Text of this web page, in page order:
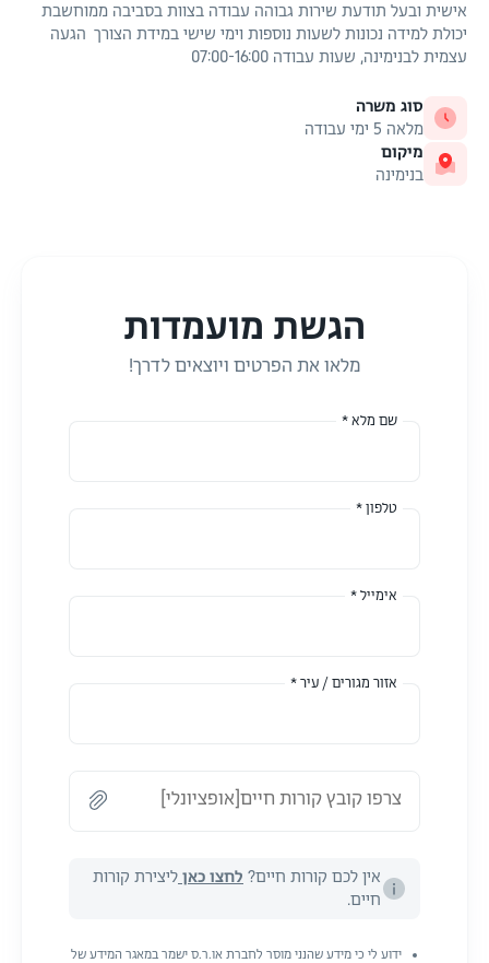
אישית ובעל תודעת שירות גבוהה עבודה בצוות בסביבה ממוחשבת
יכולת למידה נכונות לשעות נוספות וימי שישי במידת הצורך הגעה
עצמית לבנימינה, שעות עבודה 07:00-16:00
סוג משרה
מלאה 5 ימי עבודה
מיקום
בנימינה
הגשת מועמדות
מלאו את הפרטים ויוצאים לדרך!
שם מלא *
טלפון *
אימייל *
אזור מגורים / עיר *
צרפו קובץ קורות חיים[אופציונלי]
אין לכם קורות חיים? לחצו כאן ליצירת קורות
חיים.
ידוע לי כי מידע שהנני מוסר לחברת או.ר.ס ישמר במאגר המידע של